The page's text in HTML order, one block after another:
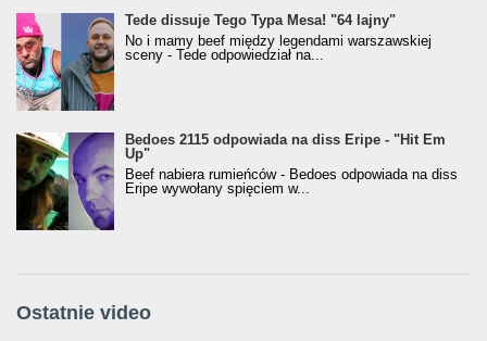
Tede dissuje Tego Typa Mesa! "64 lajny"
No i mamy beef między legendami warszawskiej
sceny - Tede odpowiedział na...
Bedoes 2115 odpowiada na diss Eripe - "Hit Em
Up"
Beef nabiera rumieńców - Bedoes odpowiada na diss
Eripe wywołany spięciem w...
Ostatnie video